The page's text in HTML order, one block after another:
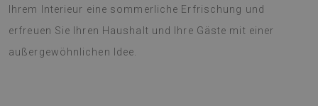
Ihrem Interieur eine sommerliche Erfrischung und
erfreuen Sie Ihren Haushalt und Ihre Gäste mit einer
außergewöhnlichen Idee.